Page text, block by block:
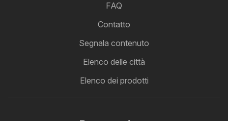
FAQ
Contatto
Segnala contenuto
Elenco delle città
Elenco dei prodotti